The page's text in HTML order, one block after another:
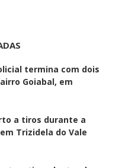
termina com dois
Goiabal, em
a tiros durante a
Trizidela do Vale